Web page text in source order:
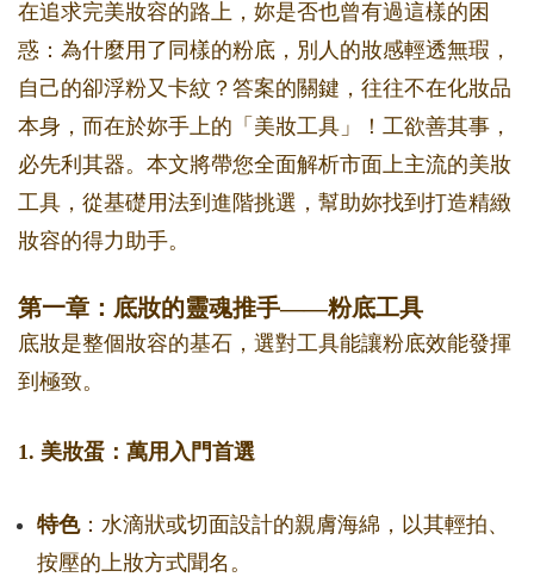
在追求完美妝容的路上，妳是否也曾有過這樣的困
惑：為什麼用了同樣的粉底，別人的妝感輕透無瑕，
自己的卻浮粉又卡紋？答案的關鍵，往往不在化妝品
本身，而在於妳手上的「美妝工具」！工欲善其事，
必先利其器。本文將帶您全面解析市面上主流的美妝
工具，從基礎用法到進階挑選，幫助妳找到打造精緻
妝容的得力助手。
第一章：底妝的靈魂推手——粉底工具
底妝是整個妝容的基石，選對工具能讓粉底效能發揮
到極致。
1. 美妝蛋：萬用入門首選
特色：水滴狀或切面設計的親膚海綿，以其輕拍、
按壓的上妝方式聞名。